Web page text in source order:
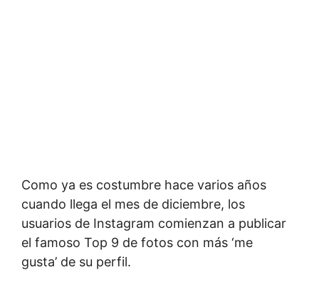
Como ya es costumbre hace varios años
cuando llega el mes de diciembre, los
usuarios de Instagram comienzan a publicar
el famoso Top 9 de fotos con más ‘me
gusta’ de su perfil.